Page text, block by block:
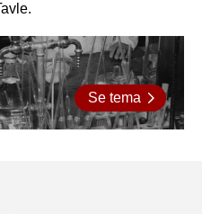
Se tema